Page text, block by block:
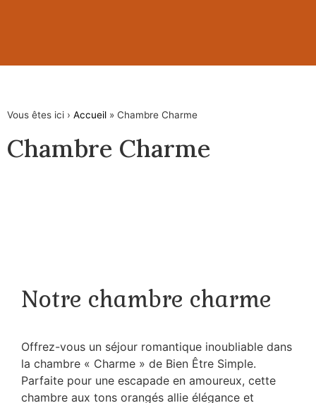
Vous êtes ici › Accueil » Chambre Charme
Chambre Charme
Notre chambre charme
Offrez-vous un séjour romantique inoubliable dans
la chambre « Charme » de Bien Être Simple.
Parfaite pour une escapade en amoureux, cette
chambre aux tons orangés allie élégance et